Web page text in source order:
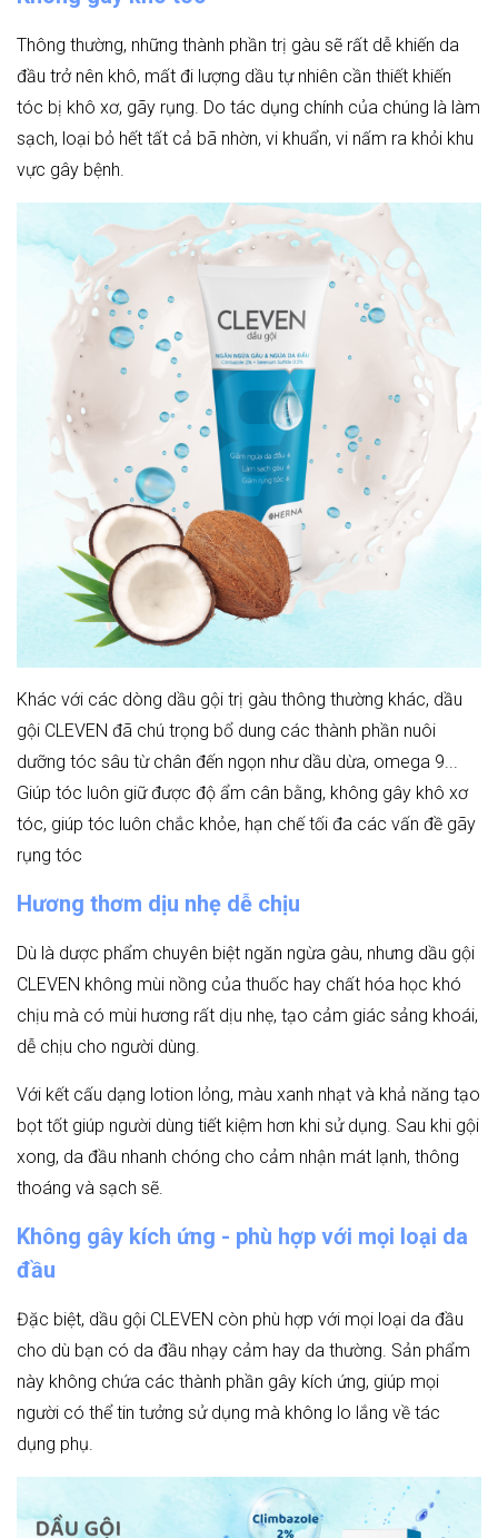
Thông thường, những thành phần trị gàu sẽ rất dễ khiến da
đầu trở nên khô, mất đi lượng dầu tự nhiên cần thiết khiến
tóc bị khô xơ, gãy rụng. Do tác dụng chính của chúng là làm
sạch, loại bỏ hết tất cả bã nhờn, vi khuẩn, vi nấm ra khỏi khu
vực gây bệnh.
Khác với các dòng dầu gội trị gàu thông thường khác, dầu
gội CLEVEN đã chú trọng bổ dung các thành phần nuôi
dưỡng tóc sâu từ chân đến ngọn như dầu dừa, omega 9...
Giúp tóc luôn giữ được độ ẩm cân bằng, không gây khô xơ
tóc, giúp tóc luôn chắc khỏe, hạn chế tối đa các vấn đề gãy
rụng tóc
Hương thơm dịu nhẹ dễ chịu
Dù là dược phẩm chuyên biệt ngăn ngừa gàu, nhưng dầu gội
CLEVEN không mùi nồng của thuốc hay chất hóa học khó
chịu mà có mùi hương rất dịu nhẹ, tạo cảm giác sảng khoái,
dễ chịu cho người dùng.
Với kết cấu dạng lotion lỏng, màu xanh nhạt và khả năng tạo
bọt tốt giúp người dùng tiết kiệm hơn khi sử dụng. Sau khi gội
xong, da đầu nhanh chóng cho cảm nhận mát lạnh, thông
thoáng và sạch sẽ.
Không gây kích ứng - phù hợp với mọi loại da
đầu
Đặc biệt, dầu gội CLEVEN còn phù hợp với mọi loại da đầu
cho dù bạn có da đầu nhạy cảm hay da thường. Sản phẩm
này không chứa các thành phần gây kích ứng, giúp mọi
người có thể tin tưởng sử dụng mà không lo lắng về tác
dụng phụ.